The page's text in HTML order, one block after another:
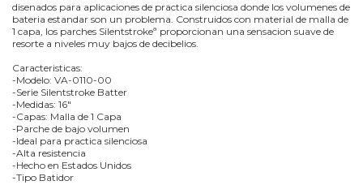
disenados para aplicaciones de practica silenciosa donde los volumenes de
bateria estandar son un problema. Construidos con material de malla de
1 capa, los parches Silentstrokeª proporcionan una sensacion suave de
resorte a niveles muy bajos de decibelios.
Caracteristicas:
-Modelo: VA-0110-00
-Serie Silentstroke Batter
-Medidas: 16"
-Capas: Malla de 1 Capa
-Parche de bajo volumen
-Ideal para practica silenciosa
-Alta resistencia
-Hecho en Estados Unidos
-Tipo Batidor